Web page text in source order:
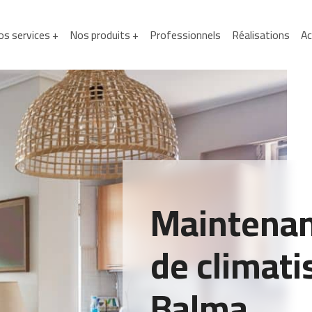
services + Nos produits + Professionnels Réalisations
de